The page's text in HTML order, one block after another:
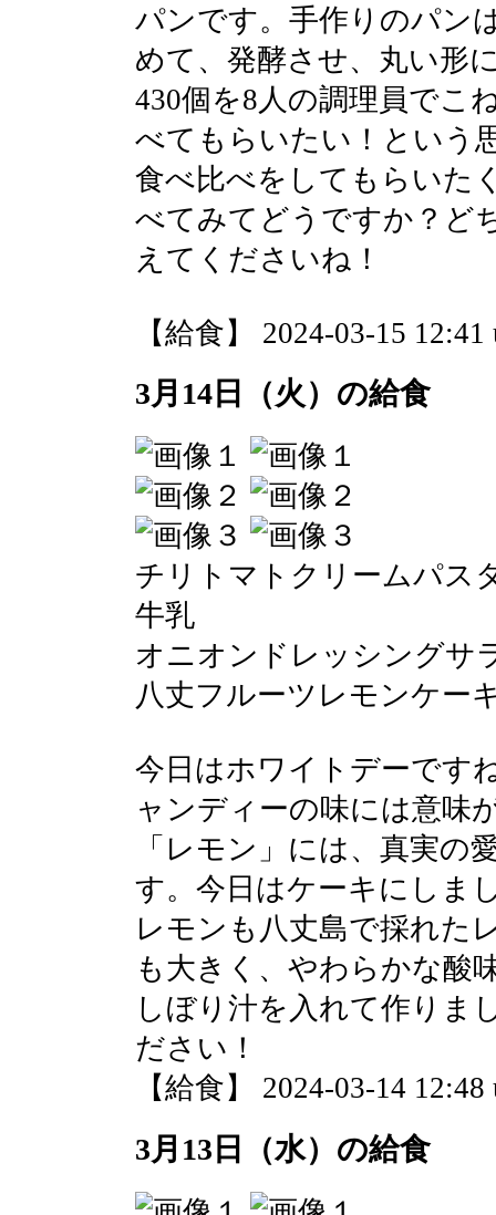
パンです。手作りのパン
めて、発酵させ、丸い形
430個を8人の調理員でこ
べてもらいたい！という
食べ比べをしてもらいた
べてみてどうですか？ど
えてくださいね！
【給食】 2024-03-15 12:41
3月14日（火）の給食
チリトマトクリームパス
牛乳
オニオンドレッシングサ
八丈フルーツレモンケー
今日はホワイトデーです
ャンディーの味には意味
「レモン」には、真実の
す。今日はケーキにしま
レモンも八丈島で採れた
も大きく、やわらかな酸
しぼり汁を入れて作りま
ださい！
【給食】 2024-03-14 12:48
3月13日（水）の給食